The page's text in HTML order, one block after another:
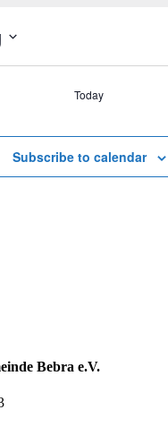
Today
Subscribe to calendar
Bebra e.V.